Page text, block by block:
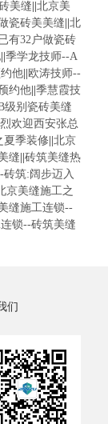
美缝 北京美
瓷砖美美缝 北
有32户做瓷砖
|| 季学龙技师--A
他|| 欧涛技师--
约他|| 季慧霞技
级别瓷砖美缝
欢迎西安张总
夏季装修 北京
缝 砖筑美缝热
筑:阔步迈入
京美缝施工之
缝施工连锁--
锁--砖筑美缝
们